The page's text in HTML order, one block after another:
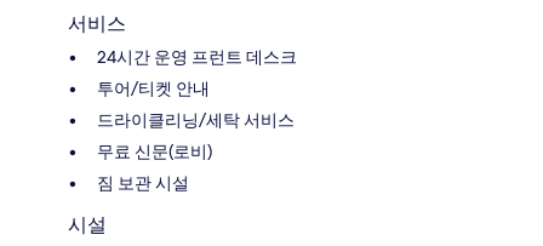
서비스
24시간 운영 프런트 데스크
투어/티켓 안내
드라이클리닝/세탁 서비스
무료 신문(로비)
짐 보관 시설
시설